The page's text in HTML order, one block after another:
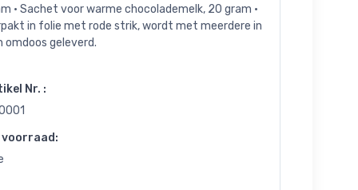
• Sachet voor warme chocolademelk, 20 gram •
in folie met rode strik, wordt met meerdere in
omdoos geleverd.
Nr. :
voorraad: